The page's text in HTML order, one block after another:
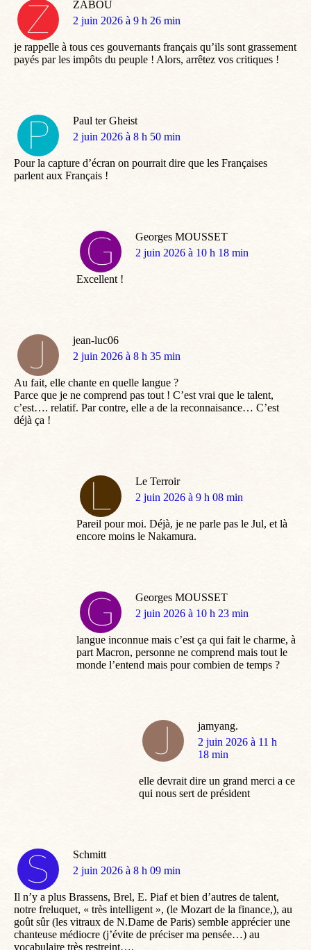
ZABOU
dit
2 juin 2026 à 9 h 26 min
je rappelle à tous ces gouvernants français qu’ils sont grassement
payés par les impôts du peuple ! Alors, arrêtez vos critiques !
Paul ter Gheist
dit
2 juin 2026 à 8 h 50 min
Pour la capture d’écran on pourrait dire que les Françaises
parlent aux Français !
Georges MOUSSET
dit
2 juin 2026 à 10 h 18 min
Excellent !
jean-luc06
dit
2 juin 2026 à 8 h 35 min
Au fait, elle chante en quelle langue ?
Parce que je ne comprend pas tout ! C’est vrai que le talent,
c’est…. relatif. Par contre, elle a de la reconnaisance… C’est
déjà ça !
Le Terroir
dit
2 juin 2026 à 9 h 08 min
Pareil pour moi. Déjà, je ne parle pas le Jul, et là
encore moins le Nakamura.
Georges MOUSSET
dit
2 juin 2026 à 10 h 23 min
langue inconnue mais c’est ça qui fait le charme, à
part Macron, personne ne comprend mais tout le
monde l’entend mais pour combien de temps ?
jamyang.
dit
:
2 juin 2026 à 11 h
18 min
elle devrait dire un grand merci a ce
qui nous sert de président
Schmitt
dit
2 juin 2026 à 8 h 09 min
Il n’y a plus Brassens, Brel, E. Piaf et bien d’autres de talent,
notre freluquet, « très intelligent », (le Mozart de la finance,), au
goût sûr (les vitraux de N.Dame de Paris) semble apprécier une
chanteuse médiocre (j’évite de préciser ma pensée…) au
vocabulaire très restreint….